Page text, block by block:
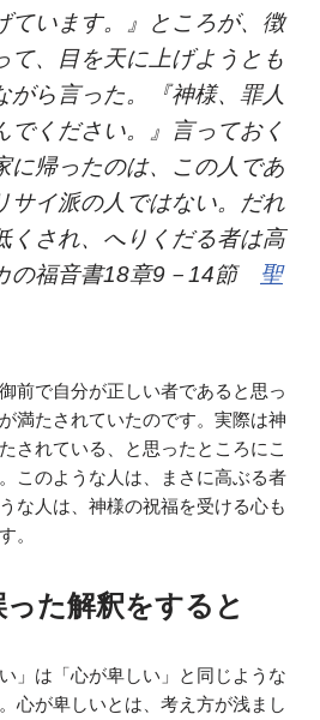
ています。』ところが、徴
て、目を天に上げようとも
がら言った。『神様、罪人
でください。』言っておく
に帰ったのは、この人であ
サイ派の人ではない。だれ
くされ、へりくだる者は高
の福音書18章9－14節 聖
前で自分が正しい者であると思っ
満たされていたのです。実際は神
されている、と思ったところにこ
このような人は、まさに高ぶる者
な人は、神様の祝福を受ける心も
。
た解釈をすると
」は「心が卑しい」と同じような
心が卑しいとは、考え方が浅まし